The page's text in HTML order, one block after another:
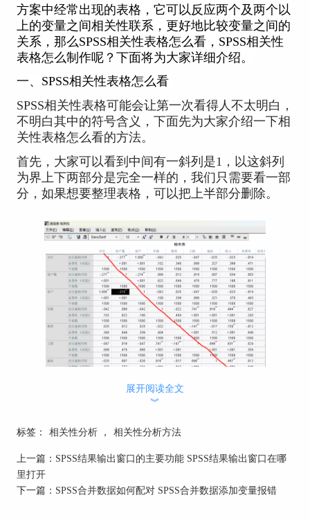
方案中经常出现的表格，它可以反应两个及两个以
上的变量之间相关性联系，更好地比较变量之间的
关系，那么SPSS相关性表格怎么看， SPSS相关性
表格怎么制作呢？下面将为大家详细介绍。
一、SPSS相关性表格怎么看
SPSS相关性表格可能会让第一次看得人不太明白，
不明白其中的符号含义，下面先为大家介绍一下相
关性表格怎么看的方法。
首先，大家可以看到中间有一斜列是1，以这斜列
为界上下两部分是完全一样的，我们只需要看一部
分，如果想要整理表格，可以把上半部分删除。
然后如果我们想要知道两个变量之间的相关性系
位置的数据就代表客户数和客户的相关指数。（数
据中可以看到**这样的符号，如果是*就代表两个
数据之间在0.05水平上显著相关，如果是**，就代
展开阅读全文
︾
标签： 相关性分析 ， 相关性分析方法
上一篇： SPSS结果输出窗口的主要功能 SPSS结果输出窗口在哪
里打开
下一篇： SPSS合并数据如何配对 SPSS合并数据添加变量报错